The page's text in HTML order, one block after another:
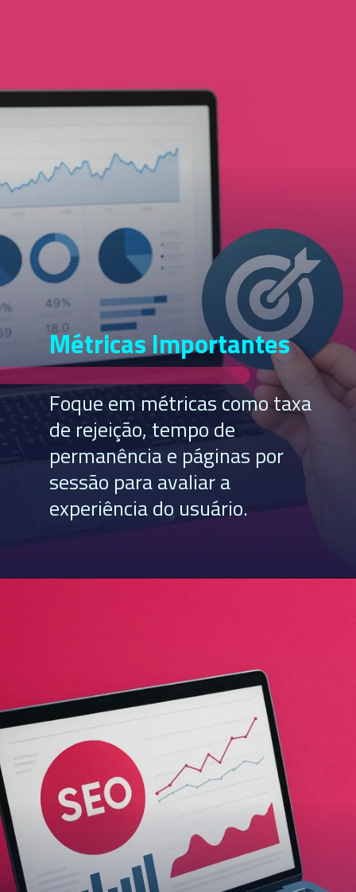
Foque em métricas como taxa
de rejeição, tempo de
permanência e páginas por
sessão para avaliar a
experiência do usuário.
Métricas Importantes